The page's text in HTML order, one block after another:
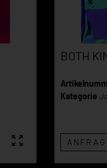
BOTH
Kategorie